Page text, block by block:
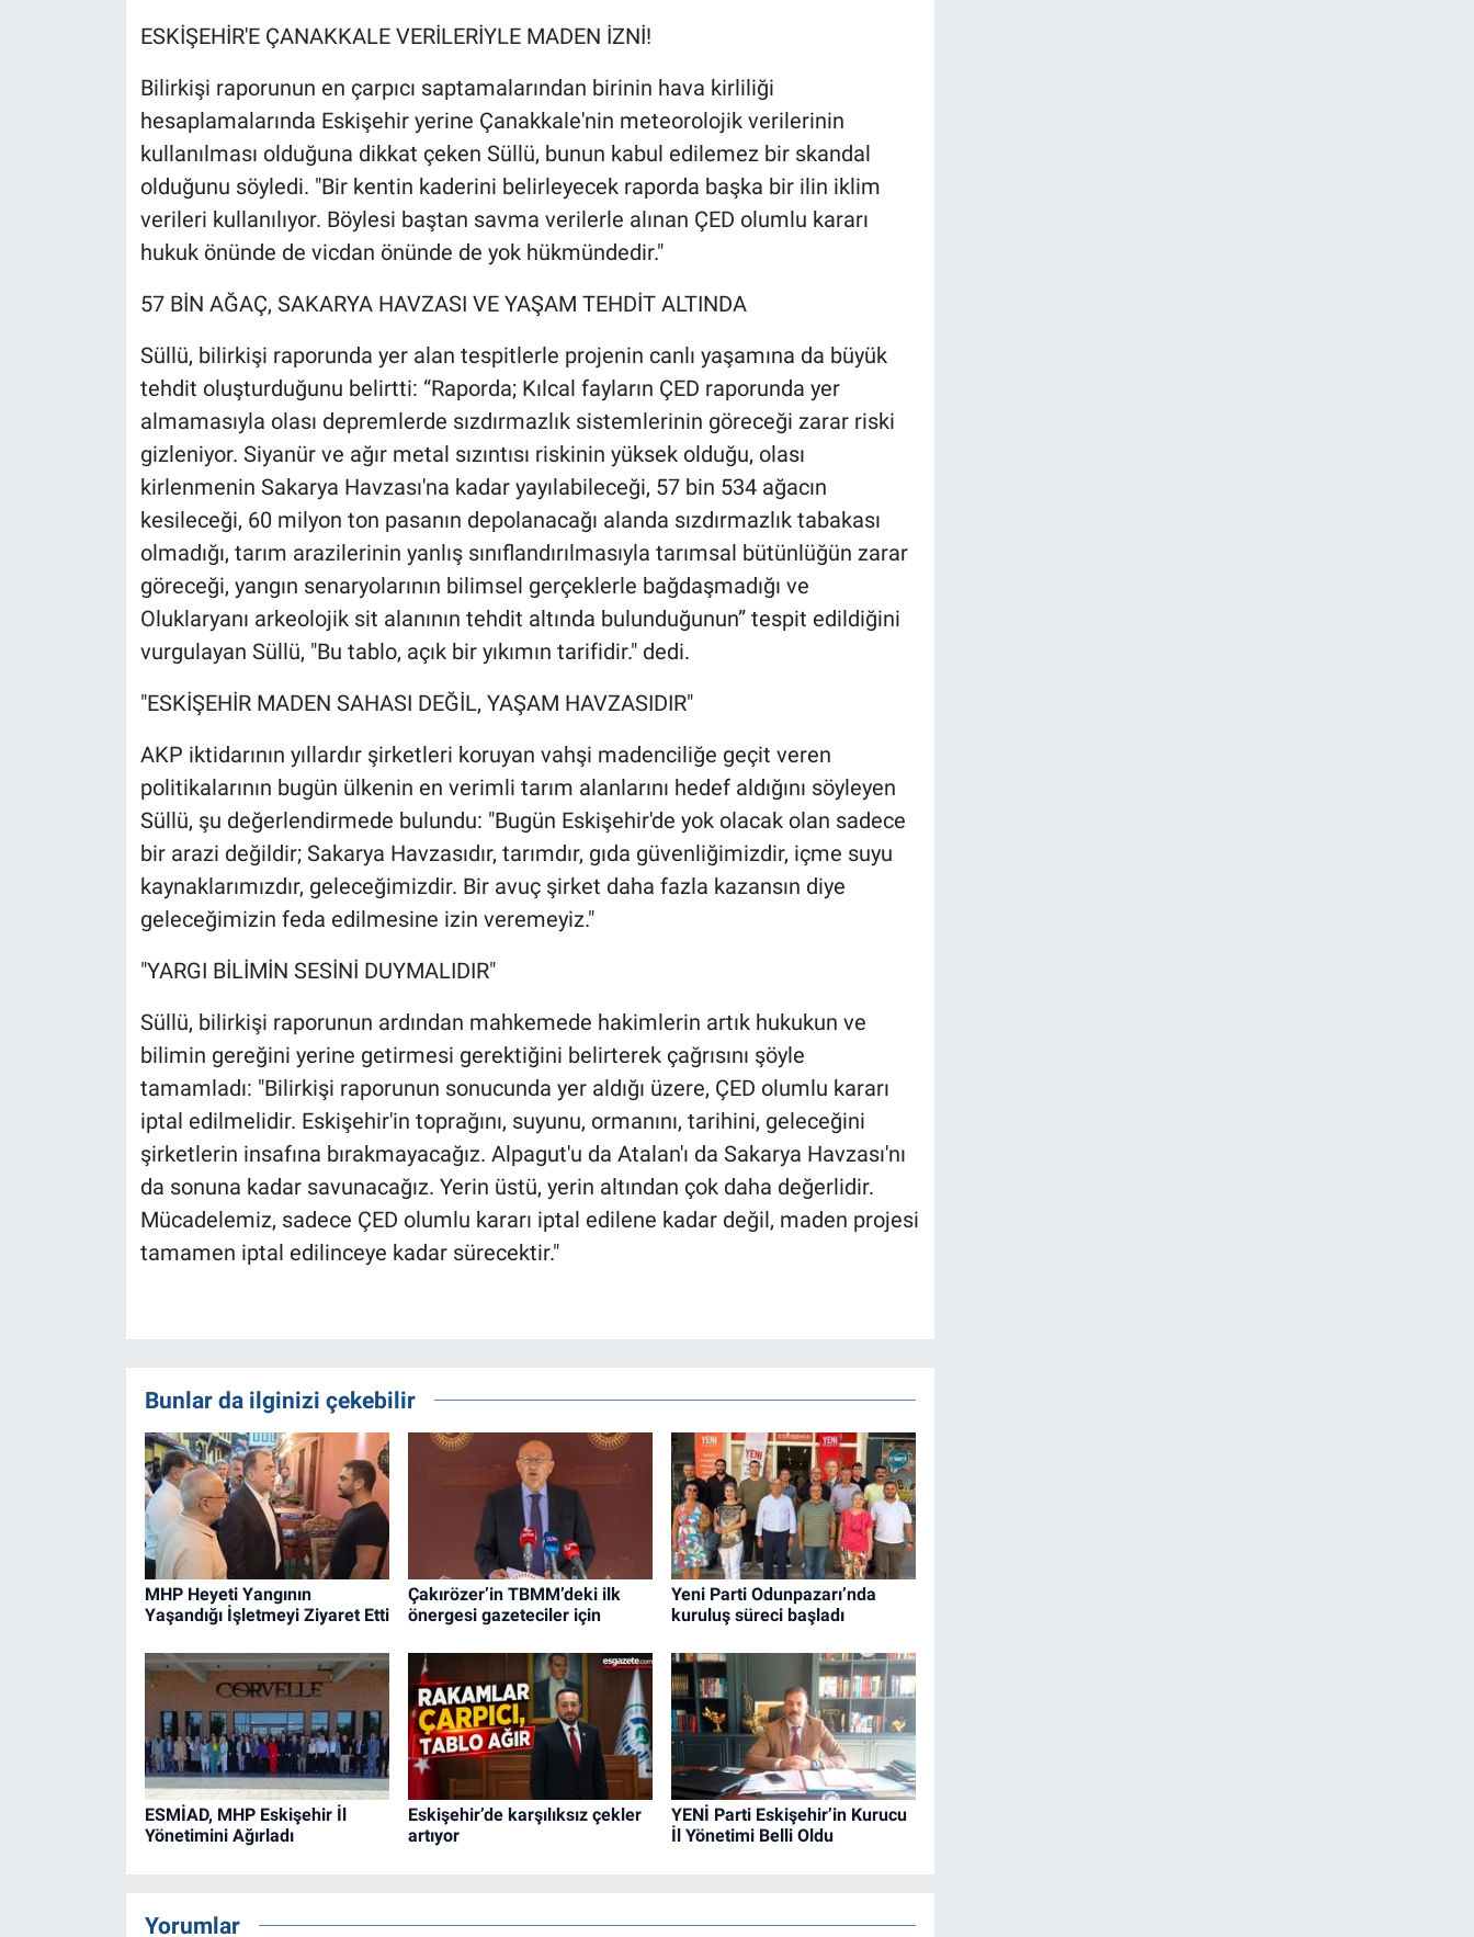
ESKİŞEHİR'E ÇANAKKALE VERİLERİYLE MADEN İZNİ!
Bilirkişi raporunun en çarpıcı saptamalarından birinin hava kirliliği
hesaplamalarında Eskişehir yerine Çanakkale'nin meteorolojik verilerinin
kullanılması olduğuna dikkat çeken Süllü, bunun kabul edilemez bir skandal
olduğunu söyledi. "Bir kentin kaderini belirleyecek raporda başka bir ilin iklim
verileri kullanılıyor. Böylesi baştan savma verilerle alınan ÇED olumlu kararı
hukuk önünde de vicdan önünde de yok hükmündedir."
57 BİN AĞAÇ, SAKARYA HAVZASI VE YAŞAM TEHDİT ALTINDA
Süllü, bilirkişi raporunda yer alan tespitlerle projenin canlı yaşamına da büyük
tehdit oluşturduğunu belirtti: “Raporda; Kılcal fayların ÇED raporunda yer
almamasıyla olası depremlerde sızdırmazlık sistemlerinin göreceği zarar riski
gizleniyor. Siyanür ve ağır metal sızıntısı riskinin yüksek olduğu, olası
kirlenmenin Sakarya Havzası'na kadar yayılabileceği, 57 bin 534 ağacın
kesileceği, 60 milyon ton pasanın depolanacağı alanda sızdırmazlık tabakası
olmadığı, tarım arazilerinin yanlış sınıflandırılmasıyla tarımsal bütünlüğün zarar
göreceği, yangın senaryolarının bilimsel gerçeklerle bağdaşmadığı ve
Oluklaryanı arkeolojik sit alanının tehdit altında bulunduğunun” tespit edildiğini
vurgulayan Süllü, "Bu tablo, açık bir yıkımın tarifidir." dedi.
"ESKİŞEHİR MADEN SAHASI DEĞİL, YAŞAM HAVZASIDIR"
AKP iktidarının yıllardır şirketleri koruyan vahşi madenciliğe geçit veren
politikalarının bugün ülkenin en verimli tarım alanlarını hedef aldığını söyleyen
Süllü, şu değerlendirmede bulundu: "Bugün Eskişehir'de yok olacak olan sadece
bir arazi değildir; Sakarya Havzasıdır, tarımdır, gıda güvenliğimizdir, içme suyu
kaynaklarımızdır, geleceğimizdir. Bir avuç şirket daha fazla kazansın diye
geleceğimizin feda edilmesine izin veremeyiz."
"YARGI BİLİMİN SESİNİ DUYMALIDIR"
Süllü, bilirkişi raporunun ardından mahkemede hakimlerin artık hukukun ve
bilimin gereğini yerine getirmesi gerektiğini belirterek çağrısını şöyle
tamamladı: "Bilirkişi raporunun sonucunda yer aldığı üzere, ÇED olumlu kararı
iptal edilmelidir. Eskişehir'in toprağını, suyunu, ormanını, tarihini, geleceğini
şirketlerin insafına bırakmayacağız. Alpagut'u da Atalan'ı da Sakarya Havzası'nı
da sonuna kadar savunacağız. Yerin üstü, yerin altından çok daha değerlidir.
Mücadelemiz, sadece ÇED olumlu kararı iptal edilene kadar değil, maden projesi
tamamen iptal edilinceye kadar sürecektir."
Bunlar da ilginizi çekebilir
MHP Heyeti Yangının
Yaşandığı İşletmeyi Ziyaret Etti
Çakırözer’in TBMM’deki ilk
önergesi gazeteciler için
Yeni Parti Odunpazarı’nda
kuruluş süreci başladı
ESMİAD, MHP Eskişehir İl
Yönetimini Ağırladı
Eskişehir’de karşılıksız çekler
artıyor
YENİ Parti Eskişehir’in Kurucu
İl Yönetimi Belli Oldu
Yorumlar